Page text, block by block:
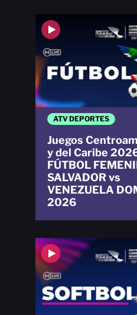
ATV DEPORTES
Juegos
y del Caribe
FÚTBOL
SALVADOR vs
VENEZUELA
2026